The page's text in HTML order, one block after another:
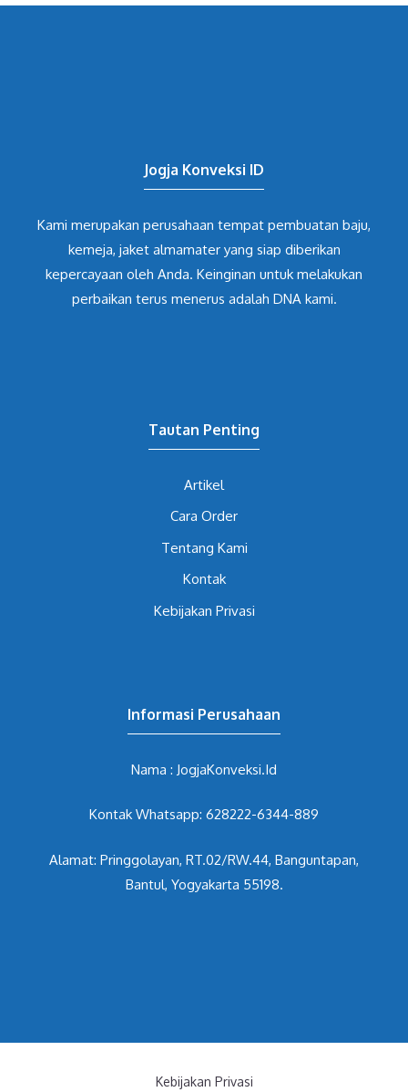
Jogja Konveksi ID
Kami merupakan perusahaan tempat pembuatan baju,
kemeja, jaket almamater yang siap diberikan
kepercayaan oleh Anda. Keinginan untuk melakukan
perbaikan terus menerus adalah DNA kami.
Tautan Penting
Artikel
Cara Order
Tentang Kami
Kontak
Kebijakan Privasi
Informasi Perusahaan
Nama : JogjaKonveksi.Id
Kontak Whatsapp: 628222-6344-889
Alamat: Pringgolayan, RT.02/RW.44, Banguntapan,
Bantul, Yogyakarta 55198.
Kebijakan Privasi